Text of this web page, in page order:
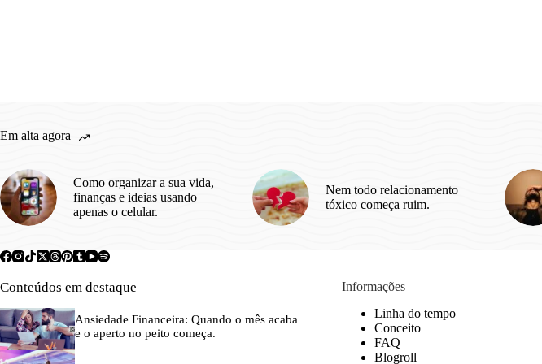
Em alta agora
Como organizar a sua vida,
finanças e ideias usando
apenas o celular.
Nem todo relacionamento
tóxico começa ruim.
Conteúdos em destaque
Ansiedade Financeira: Quando o mês acaba
e o aperto no peito começa.
Informações
Linha do tempo
Conceito
FAQ
Blogroll